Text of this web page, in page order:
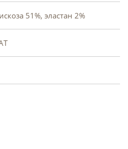
51%, эластан 2%